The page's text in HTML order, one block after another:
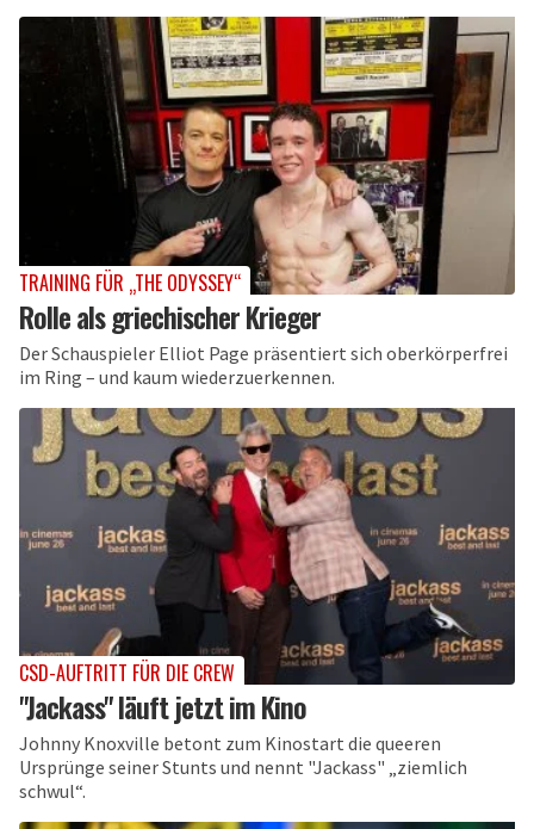
TRAINING FÜR „THE ODYSSEY“
Rolle als griechischer Krieger
Der Schauspieler Elliot Page präsentiert sich oberkörperfrei
im Ring – und kaum wiederzuerkennen.
CSD-AUFTRITT FÜR DIE CREW
"Jackass" läuft jetzt im Kino
Johnny Knoxville betont zum Kinostart die queeren
Ursprünge seiner Stunts und nennt "Jackass" „ziemlich
schwul“.